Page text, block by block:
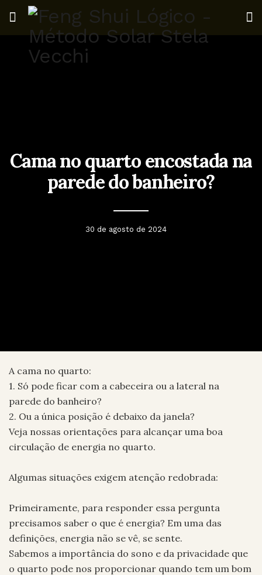
Cama no quarto encostada na
parede do banheiro?
30 de agosto de 2024
A cama no quarto:
1. Só pode ficar com a cabeceira ou a lateral na
parede do banheiro?
2. Ou a única posição é debaixo da janela?
Veja nossas orientações para alcançar uma boa
circulação de energia no quarto.
Algumas situações exigem atenção redobrada:
Primeiramente, para responder essa pergunta
precisamos saber o que é energia? Em uma das
definições, energia não se vê, se sente.
Sabemos a importância do sono e da privacidade que
o quarto pode nos proporcionar quando tem um bom